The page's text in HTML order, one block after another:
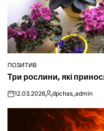
ОПУБЛІКУВАТИ
ПОЗИТИВ
Три рослини, які
on12.03.2026Опубліковано
dpchas_admin